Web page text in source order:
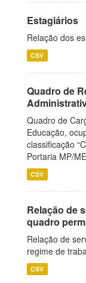
Estagiários
Relação dos
CSV
Quadro de
Quadro de
Educação,
classificação
Portaria MP/
CSV
Relação de
quadro
Relação de
regime de
CSV